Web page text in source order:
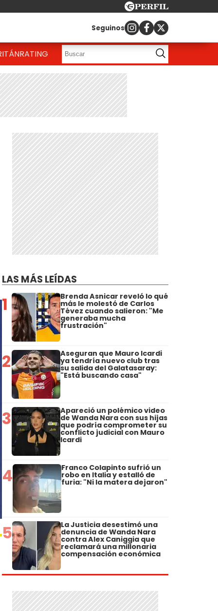
Seguinos
RATING
LAS MÁS LEÍDAS
1 Brenda Asnicar reveló lo qué
más le molestó de Carlos
Tévez cuando salieron: "Me
generaba mucha
frustración"
2 Aseguran que Mauro Icardi
ya tendría nuevo club tras
su salida del Galatasaray:
"Está buscando casa"
3 Apareció un polémico video
de Wanda Nara con sus hijas
que podría comprometer su
conflicto judicial con Mauro
Icardi
4 Franco Colapinto sufrió un
robo en Italia y estalló de
furia: "Ni la matera dejaron"
5 La Justicia desestimó una
denuncia de Wanda Nara
contra Alex Caniggia que
reclamará una millonaria
compensación económica